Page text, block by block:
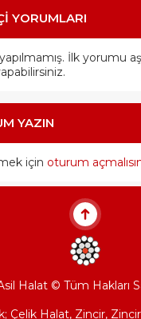
YORUMLARI
İlk yorumu
YAZIN
için oturum
Halat © Tüm Hakları
Çelik Halat, Zincir,